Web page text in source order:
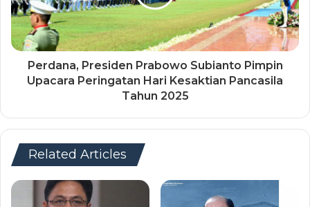
Perdana, Presiden Prabowo Subianto Pimpin
Upacara Peringatan Hari Kesaktian Pancasila
Tahun 2025
Related Articles